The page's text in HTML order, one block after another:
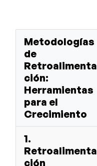
Metodologías
de
Retroalimenta
ción:
Herramientas
para el
Crecimiento
1.
Retroalimenta
ción